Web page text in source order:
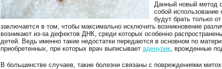
Данный новый метод
собой
будут брать только
заключается в том, чтобы максимально исключить возникновение
возникают из-за дефектов ДНК, среди которых особенно
детей. Ведь именно такие недостатки передаются в основном по
приобретенных, при которых врач выписывает аденурик, врожденные
В большинстве случаев, такие болезни связаны с повреждениями